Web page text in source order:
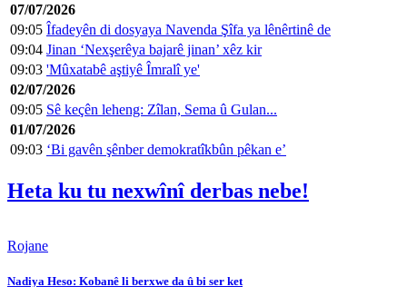
07/07/2026
09:05 Îfadeyên di dosyaya Navenda Şîfa ya lênêrtinê de
09:04 Jinan ‘Nexşerêya bajarê jinan’ xêz kir
09:03 'Mûxatabê aştiyê Îmralî ye'
02/07/2026
09:05 Sê keçên leheng: Zîlan, Sema û Gulan...
01/07/2026
09:03 ‘Bi gavên şênber demokratîkbûn pêkan e’
Heta ku tu nexwînî derbas nebe!
Rojane
Nadiya Heso: Kobanê li berxwe da û bi ser ket